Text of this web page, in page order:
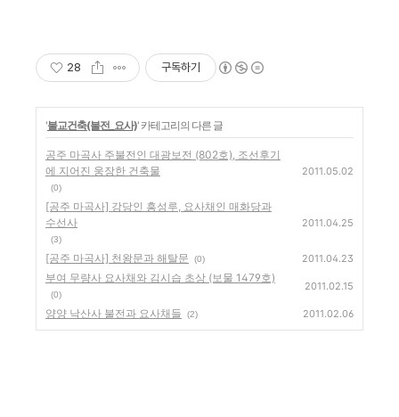
28 구독하기
'불교건축(불전_요사)' 카테고리의 다른 글
공주 마곡사 주불전인 대광보전 (802호), 조선후기
에 지어진 웅장한 건축물
(0)
2011.05.02
[공주 마곡사] 강당인 흥성루, 요사채인 매화당과
수선사
(3)
2011.04.25
[공주 마곡사] 천왕문과 해탈문 (0) 2011.04.23
부여 무량사 요사채와 김시습 초상 (보물 1479호)
(0)
2011.02.15
양양 낙산사 불전과 요사채들 (2) 2011.02.06